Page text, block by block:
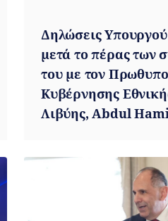
Δηλώσεις
μετά το πέρας των
του με τον
Κυβέρνησης
Λιβύης, Abdul
Εξωτερικών, Al
Baour (Τρίπολη,